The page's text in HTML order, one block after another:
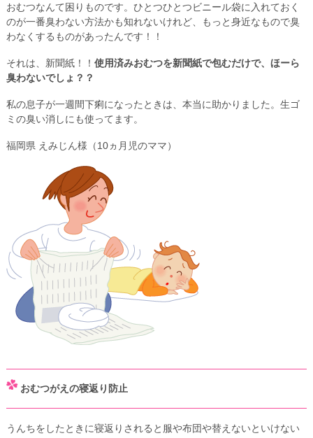
おむつなんて困りものです。ひとつひとつビニール袋に入れておく
のが一番臭わない方法かも知れないけれど、もっと身近なもので臭
わなくするものがあったんです！！
それは、新聞紙！！ 使用済みおむつを新聞紙で包むだけで、ほーら
臭わないでしょ？？
私の息子が一週間下痢になったときは、本当に助かりました。生ゴ
ミの臭い消しにも使ってます。
福岡県 えみじん様（10ヵ月児のママ）
おむつがえの寝返り防止
うんちをしたときに寝返りされると服や布団や替えないといけない